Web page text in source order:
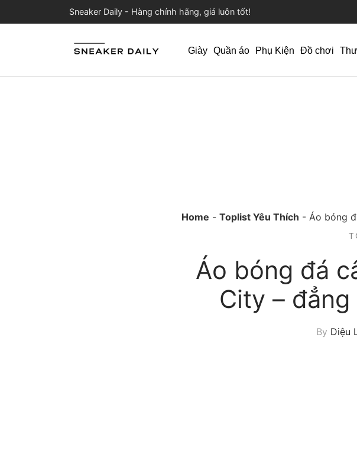
Sneaker Daily - Hàng chính hãng, giá luôn tốt!
Giày Quần áo Phụ Kiện Đồ chơi
Home - Toplist Yêu Thích - Áo bóng
Áo bóng đá
City –
By Diệu